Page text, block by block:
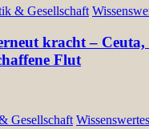
& Gesellschaft
kracht –
Flut
Gesellschaft Wissenswertes